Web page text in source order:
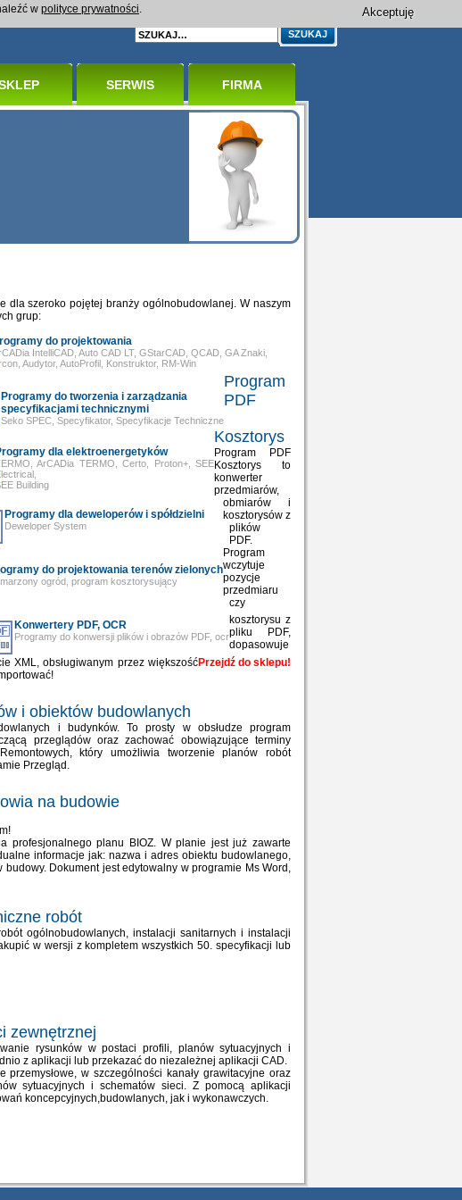
SERWIS FIRMA
dla szeroko pojętej branży ogólnobudowlanej. W naszym
grup:
do projektowania
IntelliCAD, Auto CAD LT, GStarCAD, QCAD, GA Znaki,
Audytor, AutoProfil, Konstruktor, RM-Win
Programy do tworzenia i zarządzania
specyfikacjami technicznymi
Seko SPEC, Specyfikator, Specyfikacje Techniczne
dla elektroenergetyków
ArCADia TERMO, Certo, Proton+, SEE
Building
Programy dla deweloperów i spółdzielni
Deweloper System
do projektowania terenów zielonych
ogród, program kosztorysujący
Konwertery PDF, OCR
Programy do konwersji plików i obrazów PDF, ocr
Przejdź do sklepu!
Program
PDF
Kosztorys
Program PDF
Kosztorys to
konwerter
przedmiarów,
obmiarów i
kosztorysów z
plików
PDF.
Program
wczytuje
pozycje
przedmiaru
czy
kosztorysu z
pliku PDF,
dopasowuje
XML, obsługiwanym przez większość
i obiektów budowlanych
i budynków. To prosty w obsłudze program
przeglądów oraz zachować obowiązujące terminy
który umożliwia tworzenie planów robót
Przegląd.
na budowie
profesjonalnego planu BIOZ. W planie jest już zawarte
informacje jak: nazwa i adres obiektu budowlanego,
Dokument jest edytowalny w programie Ms Word,
robót
ogólnobudowlanych, instalacji sanitarnych i instalacji
w wersji z kompletem wszystkich 50. specyfikacji lub
zewnętrznej
rysunków w postaci profili, planów sytuacyjnych i
z aplikacji lub przekazać do niezależnej aplikacji CAD.
w szczególności kanały grawitacyjne oraz
sytuacyjnych i schematów sieci. Z pomocą aplikacji
koncepcyjnych,budowlanych, jak i wykonawczych.
w polityce prywatności. Akceptuję